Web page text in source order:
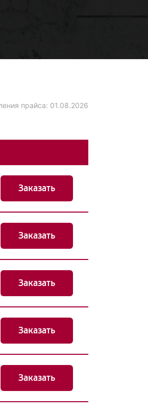
прайса: 01.08.2026
Заказать
Заказать
Заказать
Заказать
Заказать